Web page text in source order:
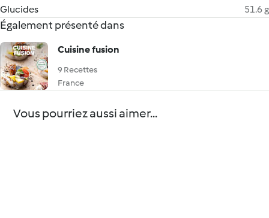
Glucides
51.6 g
Également présenté dans
Cuisine fusion
9 Recettes
France
Vous pourriez aussi aimer...